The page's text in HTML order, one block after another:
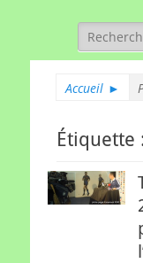
Rechercher :
Accueil ►
Étiquette